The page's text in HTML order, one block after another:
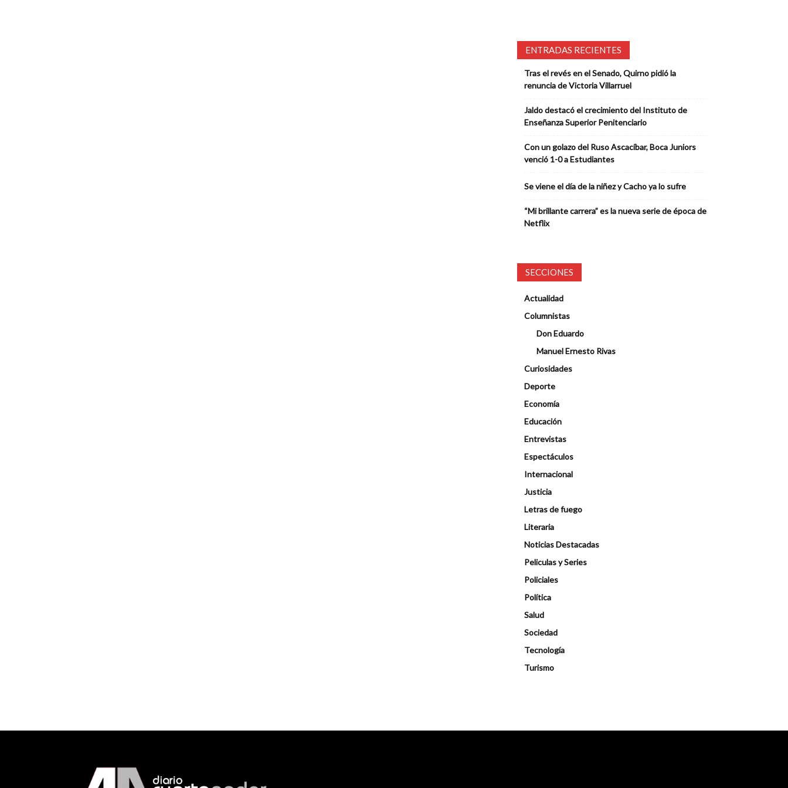
ENTRADAS RECIENTES
Tras el revés en el Senado, Quirno pidió la
renuncia de Victoria Villarruel
Jaldo destacó el crecimiento del Instituto de
Enseñanza Superior Penitenciario
Con un golazo del Ruso Ascacíbar, Boca Juniors
venció 1-0 a Estudiantes
Se viene el día de la niñez y Cacho ya lo sufre
“Mi brillante carrera” es la nueva serie de época de
Netflix
SECCIONES
Actualidad
Columnistas
Don Eduardo
Manuel Ernesto Rivas
Curiosidades
Deporte
Economía
Educación
Entrevistas
Espectáculos
Internacional
Justicia
Letras de fuego
Literaria
Noticias Destacadas
Peliculas y Series
Policiales
Política
Salud
Sociedad
Tecnología
Turismo